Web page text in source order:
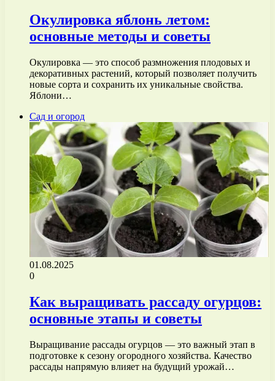
Окулировка яблонь летом:
основные методы и советы
Окулировка — это способ размножения плодовых и
декоративных растений, который позволяет получить
новые сорта и сохранить их уникальные свойства.
Яблони…
Сад и огород
01.08.2025
0
Как выращивать рассаду огурцов:
основные этапы и советы
Выращивание рассады огурцов — это важный этап в
подготовке к сезону огородного хозяйства. Качество
рассады напрямую влияет на будущий урожай…